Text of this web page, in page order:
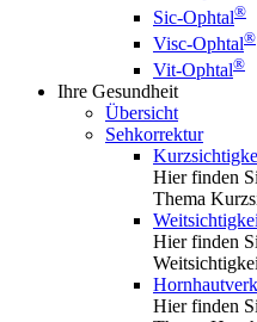
Sic-Ophtal®
Visc-Ophtal®
Vit-Ophtal®
Ihre Gesundheit
Übersicht
Sehkorrektur
Hier finden
Thema
Hier finden
Hier finden